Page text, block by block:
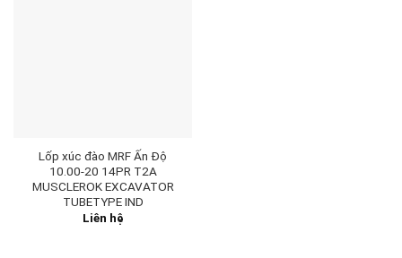
Lốp xúc đào MRF Ấn Độ
10.00-20 14PR T2A
MUSCLEROK EXCAVATOR
TUBETYPE IND
Liên hệ